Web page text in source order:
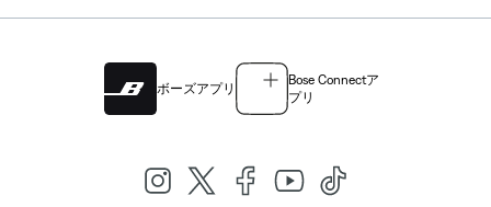
ボーズアプリ
Bose Connectア
プリ